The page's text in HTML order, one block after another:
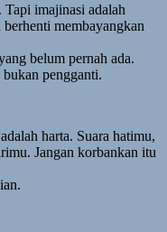
imajinasi adalah
membayangkan
belum pernah ada.
bukan pengganti.
harta. Suara hatimu,
Jangan korbankan itu